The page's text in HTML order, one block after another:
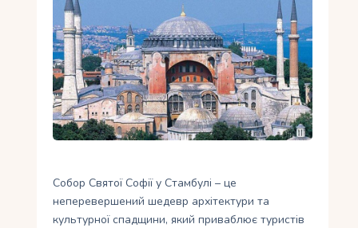
Блог
Контакти
Укр
Собор Святої Софії у Стамбулі – це
неперевершений шедевр архітектури та
культурної спадщини, який приваблює туристів